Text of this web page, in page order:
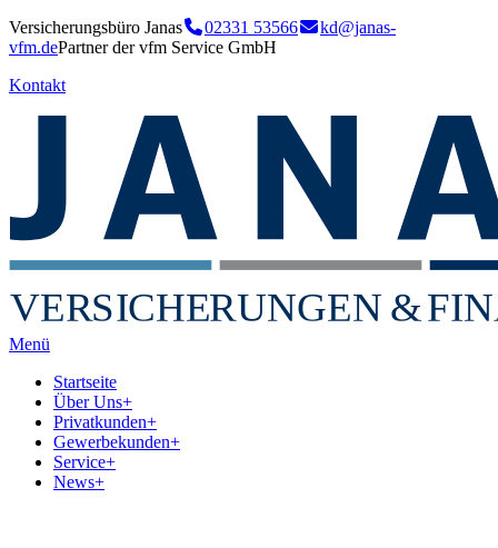
Versicherungsbüro Janas 02331 53566
kd@janas-
vfm.dePartner der vfm Service GmbH
Kontakt
VERSICHERUNGEN&
Menü
Startseite
Über Uns+
Privatkunden+
Gewerbekunden+
Service+
News+